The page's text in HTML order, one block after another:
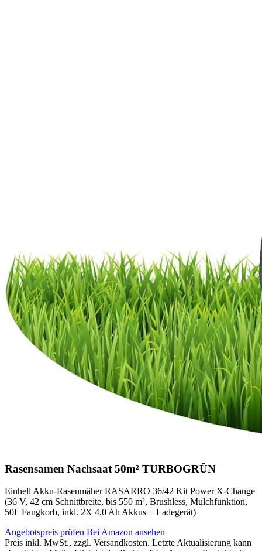
Rasensamen Nachsaat 50m² TURBOGRÜN
Einhell Akku-Rasenmäher RASARRO 36/42 Kit Power X-Change
(36 V, 42 cm Schnittbreite, bis 550 m², Brushless, Mulchfunktion,
50L Fangkorb, inkl. 2X 4,0 Ah Akkus + Ladegerät)
Angebotspreis prüfen Bei Amazon ansehen
Preis inkl. MwSt., zzgl. Versandkosten. Letzte Aktualisierung kann